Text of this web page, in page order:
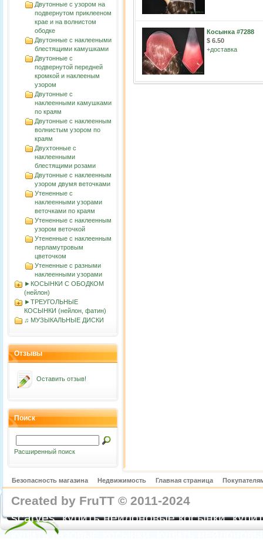
Двутонные с узором на
подвернутом приклееном
крае и на волнистом
ободке
Двутонные с наклееными
блестящими камушками
Двутонные с
подвернутой передней
кромкой и наклееным
узором
Двутонные с
наклеенными камушками
по краям
Двутонные с наклеенным
волнистым узорoм по
краям
Двухтонные с
наклеенными
блестящими розами
Двутонные с наклеенным
узором двумя веточками
Утененные с
наклеенными узорами
веточками по краям
Утененные с наклеенным
узором веточкой
Утененные с наклеенным
перламутровым
цветочком
Утененные с разными
наклеенными узорами
►КОСЫНКИ С ОБОДКОМ
(нейлон)
►ТРЕУГОЛЬНЫЕ
КОСЫНКИ (нейлон, фатин)
♫ МУЗЫКАЛЬНЫЕ ДИСКИ
Отзывы
Оставить отзыв!
Поиск
Расширенный поиск
Косынка #7288
$ 6.50
+доставка
Безопасность магазина Недвижимость Главная страница
Created by FruTT © 2011-2024
scarves, купить нейлоновые косынки,
купить газовые косынки, купить